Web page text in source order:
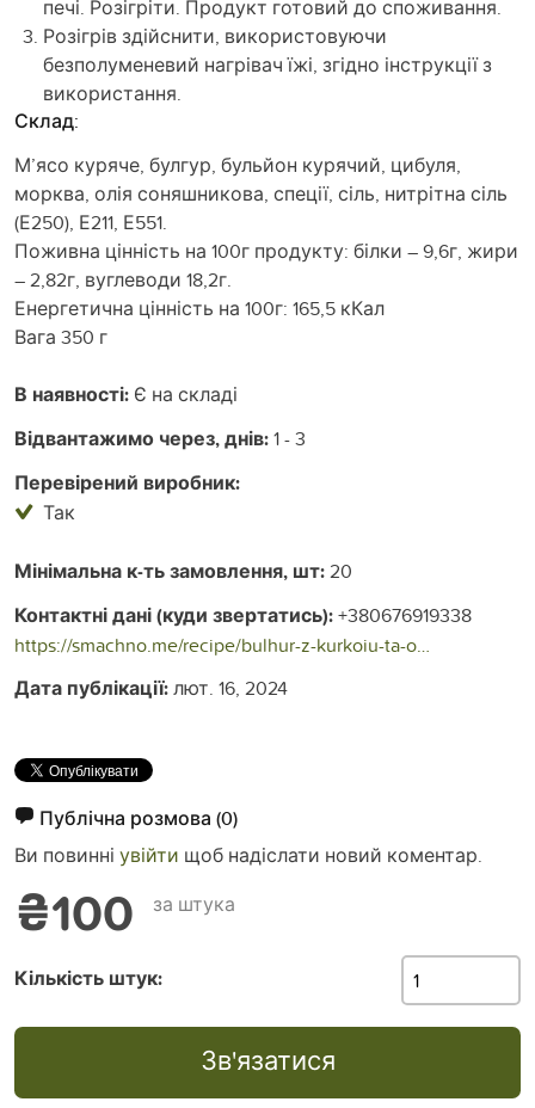
печі. Розігріти. Продукт готовий до споживання.
Розігрів здійснити, використовуючи
безполуменевий нагрівач їжі, згідно інструкції з
використання.
Склад:
М’ясо куряче, булгур, бульйон курячий, цибуля,
морква, олія соняшникова, спеції, сіль, нитрітна сіль
(Е250), Е211, Е551.
Поживна цінність на 100г продукту: білки – 9,6г, жири
– 2,82г, вуглеводи 18,2г.
Енергетична цінність на 100г: 165,5 кКал
Вага 350 г
В наявності: Є на складі
Відвантажимо через, днів:1 - 3
Перевірений виробник:
Так
Мінімальна к-ть замовлення, шт:20
Контактні дані (куди звертатись):+380676919338
https://smachno.me/recipe/bulhur-z-kurkoiu-ta-ovochamy/
Дата публікації:лют. 16, 2024
Публічна розмова (0)
Ви повинні увійти щоб надіслати новий коментар.
₴100 за штука
Кількість штук:
Зв'язатися